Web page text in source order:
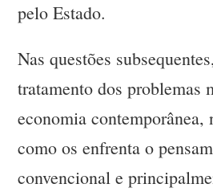
pelo Estado.
Nas questões
tratamento dos problemas
economia contemporânea,
como os enfrenta o
convencional e